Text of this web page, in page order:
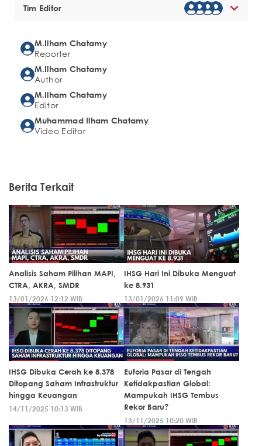
Tim Editor
M.Ilham Chatamy
Reporter
M.Ilham Chatamy
Author
M.Ilham Chatamy
Editor
Muhammad Ilham Chatamy
Video Editor
Berita Terkait
Analisis Saham Pilihan MAPI,
CTRA, AKRA, SMDR
13/01/2026 12:12 WIB
IHSG Hari Ini Dibuka Menguat
ke 8.931
13/01/2026 11:09 WIB
IHSG Dibuka Cerah ke 8.378
Ditopang Saham Infrastruktur
hingga Keuangan
14/11/2025 10:13 WIB
Euforia Pasar di Tengah
Ketidakpastian Global:
Mampukah IHSG Tembus
Rekor Baru?
13/11/2025 10:20 WIB